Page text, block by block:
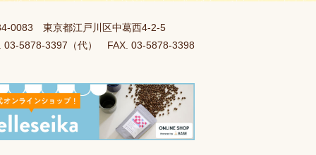
0083 東京都江戸川区中葛西4-2-5
03-5878-3397（代） FAX. 03-5878-3398